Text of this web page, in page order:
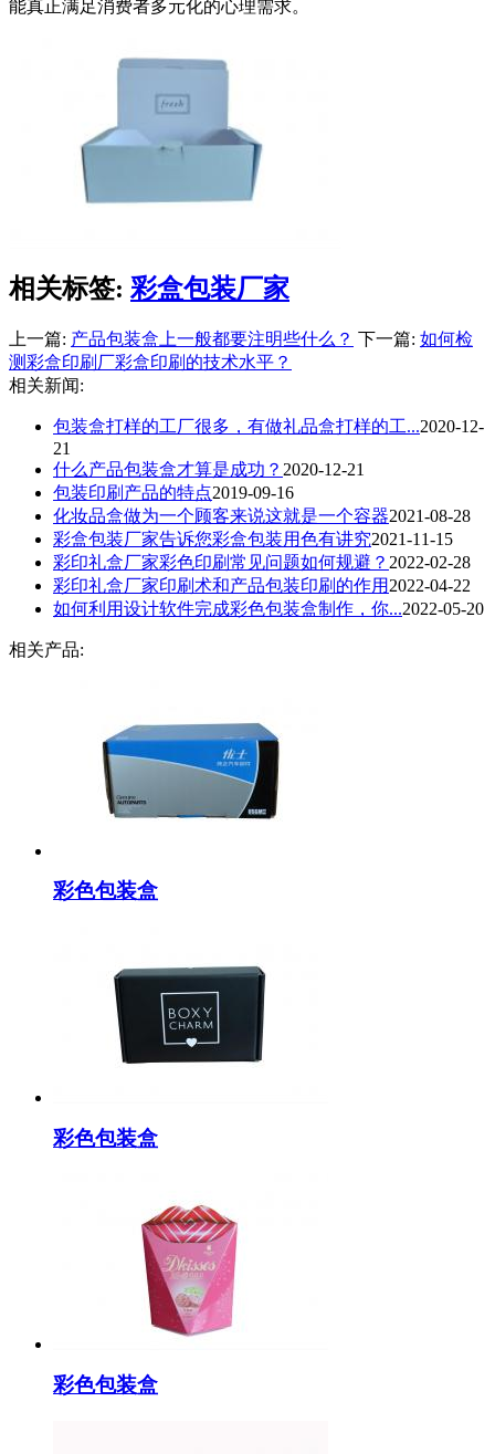
能真正满足消费者多元化的心理需求。
相关标签: 彩盒包装厂家
上一篇: 产品包装盒上一般都要注明些什么？ 下一篇: 如何检
测彩盒印刷厂彩盒印刷的技术水平？
相关新闻:
包装盒打样的工厂很多，有做礼品盒打样的工...2020-12-
21
什么产品包装盒才算是成功？ 2020-12-21
包装印刷产品的特点2019-09-16
化妆品盒做为一个顾客来说这就是一个容器2021-08-28
彩盒包装厂家告诉您彩盒包装用色有讲究2021-11-15
彩印礼盒厂家彩色印刷常见问题如何规避？ 2022-02-28
彩印礼盒厂家印刷术和产品包装印刷的作用 2022-04-22
​如何利用设计软件完成彩色包装盒制作，你...2022-05-20
相关产品:
彩色包装盒
彩色包装盒
彩色包装盒